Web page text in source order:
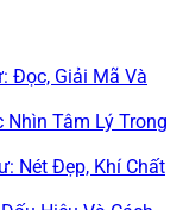
Đọc, Giải Mã Và
Nhìn Tâm Lý Trong
Nét Đẹp, Khí Chất